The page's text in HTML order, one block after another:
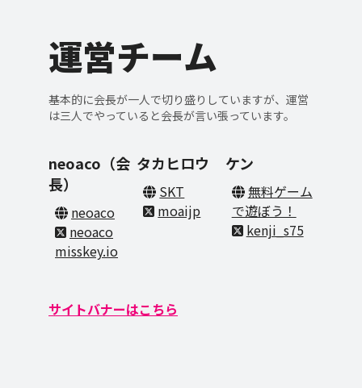
運営チーム
基本的に会長が一人で切り盛りしていますが、運営
は三人でやっていると会長が言い張っています。
neoaco（会
長）
neoaco
neoaco
misskey.io
タカヒロウ
SKT
moaijp
ケン
無料ゲーム
で遊ぼう！
kenji_s75
サイトバナーはこちら